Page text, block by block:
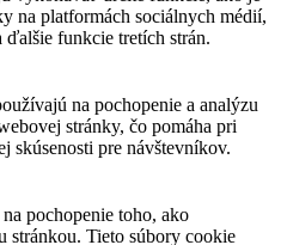
na platformách sociálnych médií,
funkcie tretích strán.
na pochopenie a analýzu
stránky, čo pomáha pri
skúsenosti pre návštevníkov.
pochopenie toho, ako
stránkou. Tieto súbory cookie